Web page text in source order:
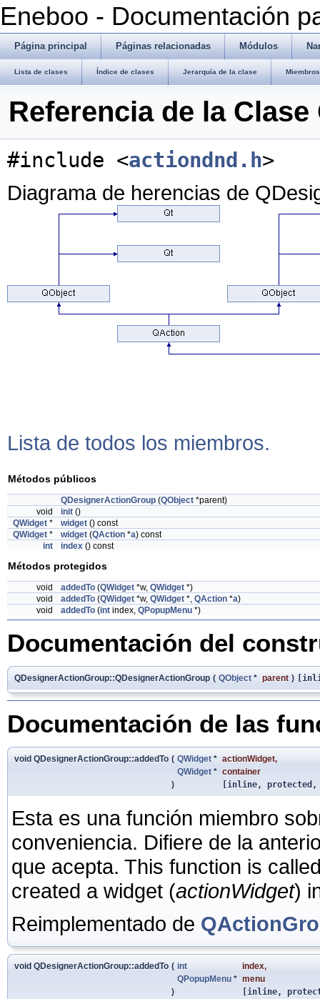
Eneboo - Documentación
Página principal Páginas relacionadas Módulos
Lista de clases Índice de clases Jerarquía de la clase
Referencia de la
#include <actiondnd.h>
Diagrama de herencias de
Lista de todos los miembros.
Métodos públicos
QDesignerActionGroup (QObject *parent)
void
init ()
QWidget * widget () const
QWidget * widget (QAction *a) const
int
index () const
Métodos protegidos
void addedTo (QWidget *w, QWidget *)
void
addedTo (QWidget *w, QWidget *, QAction *a)
void
addedTo (int index, QPopupMenu *)
Documentación del
QDesignerActionGroup::QDesignerActionGroup ( QObject * parent )
Documentación de las
void QDesignerActionGroup::addedTo ( QWidget * actionWidget,
QWidget * container
)
[inline,
Esta es una función miembro
conveniencia. Difiere de la
que acepta. This function is
created a widget (actionWidget)
Reimplementado de
void QDesignerActionGroup::addedTo ( int index,
QPopupMenu * menu
)
[inline,